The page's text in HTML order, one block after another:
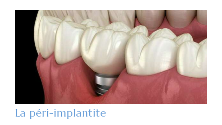
La péri-implantite